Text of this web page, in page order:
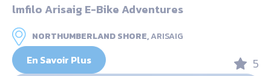
lmfilo Arisaig E-Bike Adventures
NORTHUMBERLAND SHORE,ARISAIG
En Savoir Plus 5